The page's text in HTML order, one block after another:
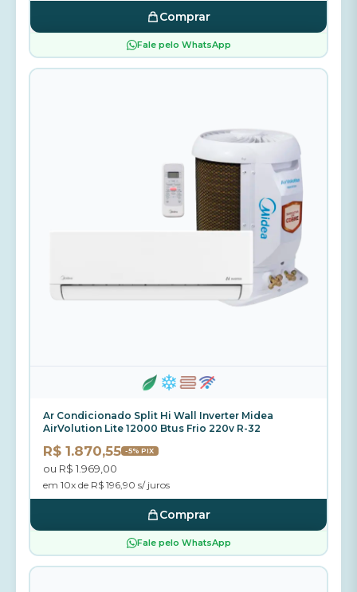
Comprar
Fale pelo WhatsApp
Ar Condicionado Split Hi Wall Inverter Midea
AirVolution Lite 12000 Btus Frio 220v R-32
R$ 1.870,55 -5% PIX
ou R$ 1.969,00
em 10x de R$ 196,90 s/ juros
Comprar
Fale pelo WhatsApp